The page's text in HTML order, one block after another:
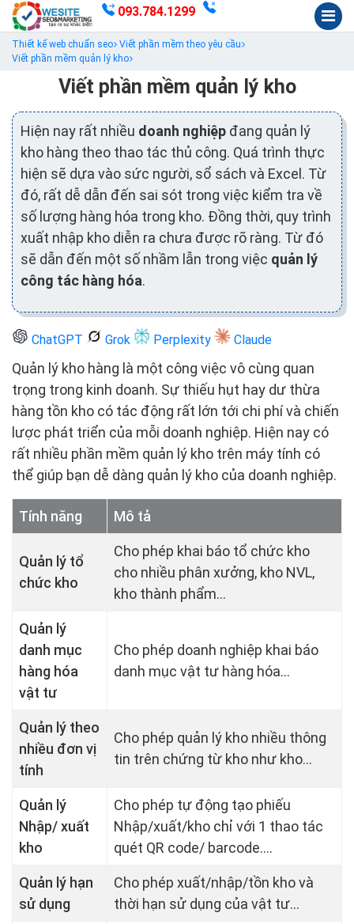
093.784.1299
Thiết kế web chuẩn seo Viết phần mềm theo yêu cầu
Viết phần mềm quản lý kho
Viết phần mềm quản lý kho
Hiện nay rất nhiều doanh nghiệp đang quản lý
kho hàng theo thao tác thủ công. Quá trình thực
hiện sẽ dựa vào sức người, sổ sách và Excel. Từ
đó, rất dễ dẫn đến sai sót trong việc kiểm tra về
số lượng hàng hóa trong kho. Đồng thời, quy trình
xuất nhập kho diễn ra chưa được rõ ràng. Từ đó
sẽ dẫn đến một số nhầm lẫn trong việc quản lý
công tác hàng hóa.
ChatGPT Grok Perplexity Claude
Quản lý kho hàng là một công việc vô cùng quan
trọng trong kinh doanh. Sự thiếu hụt hay dư thừa
hàng tồn kho có tác động rất lớn tới chi phí và chiến
lược phát triển của mỗi doanh nghiệp. Hiện nay có
rất nhiều phần mềm quản lý kho trên máy tính có
thể giúp bạn dễ dàng quản lý kho của doanh nghiệp.
Tính năng Mô tả
Quản lý tổ
chức kho
Cho phép khai báo tổ chức kho
cho nhiều phân xưởng, kho NVL,
kho thành phẩm…
Quản lý
danh mục
hàng hóa
vật tư
Cho phép doanh nghiệp khai báo
danh mục vật tư hàng hóa...
Quản lý theo
nhiều đơn vị
tính
Cho phép quản lý kho nhiều thông
tin trên chứng từ kho như kho...
Quản lý
Nhập/ xuất
kho
Cho phép tự động tạo phiếu
Nhập/xuất/kho chỉ với 1 thao tác
quét QR code/ barcode....
Quản lý hạn
sử dụng
Cho phép xuất/nhập/tồn kho và
thời hạn sử dụng của vật tư...